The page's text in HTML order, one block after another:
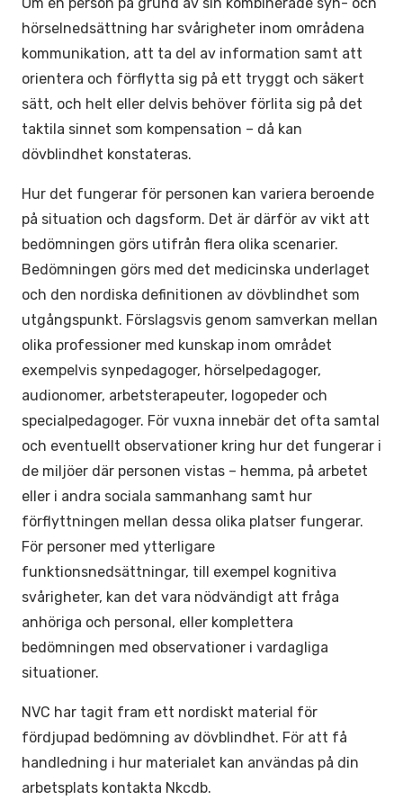
hörselnedsättning har svårigheter inom områdena
kommunikation, att ta del av information samt att
orientera och förflytta sig på ett tryggt och säkert
sätt, och helt eller delvis behöver förlita sig på det
taktila sinnet som kompensation – då kan
dövblindhet konstateras.
Hur det fungerar för personen kan variera beroende
på situation och dagsform. Det är därför av vikt att
bedömningen görs utifrån flera olika scenarier.
Bedömningen görs med det medicinska underlaget
och den nordiska definitionen av dövblindhet som
utgångspunkt. Förslagsvis genom samverkan mellan
olika professioner med kunskap inom området
exempelvis synpedagoger, hörselpedagoger,
audionomer, arbetsterapeuter, logopeder och
specialpedagoger. För vuxna innebär det ofta samtal
och eventuellt observationer kring hur det fungerar i
de miljöer där personen vistas – hemma, på arbetet
eller i andra sociala sammanhang samt hur
förflyttningen mellan dessa olika platser fungerar.
För personer med ytterligare
funktionsnedsättningar, till exempel kognitiva
svårigheter, kan det vara nödvändigt att fråga
anhöriga och personal, eller komplettera
bedömningen med observationer i vardagliga
situationer.
NVC har tagit fram ett nordiskt material för
fördjupad bedömning av dövblindhet. För att få
handledning i hur materialet kan användas på din
arbetsplats kontakta Nkcdb.